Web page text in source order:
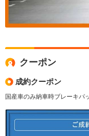
クーポン
成約クーポン
国産車のみ納車時ブレーキパ